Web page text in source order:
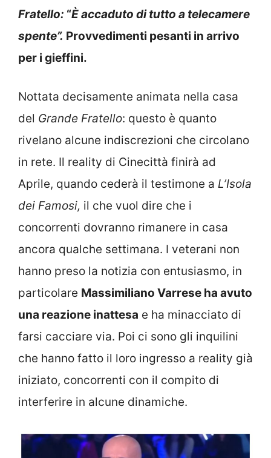
Fratello: “È accaduto di tutto a telecamere
spente”. Provvedimenti pesanti in arrivo
per i gieffini.
Nottata decisamente animata nella casa
del Grande Fratello: questo è quanto
rivelano alcune indiscrezioni che circolano
in rete. Il reality di Cinecittà finirà ad
Aprile, quando cederà il testimone a L’Isola
dei Famosi, il che vuol dire che i
concorrenti dovranno rimanere in casa
ancora qualche settimana. I veterani non
hanno preso la notizia con entusiasmo, in
particolare Massimiliano Varrese ha avuto
una reazione inattesa e ha minacciato di
farsi cacciare via. Poi ci sono gli inquilini
che hanno fatto il loro ingresso a reality già
iniziato, concorrenti con il compito di
interferire in alcune dinamiche.